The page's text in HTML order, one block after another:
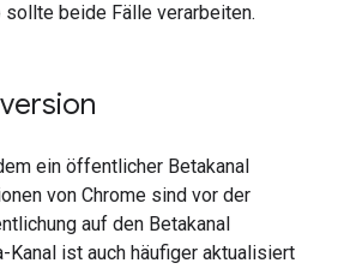
sollte beide Fälle verarbeiten.
ein öffentlicher Betakanal
von Chrome sind vor der
auf den Betakanal
Kanal ist auch häufiger aktualisiert